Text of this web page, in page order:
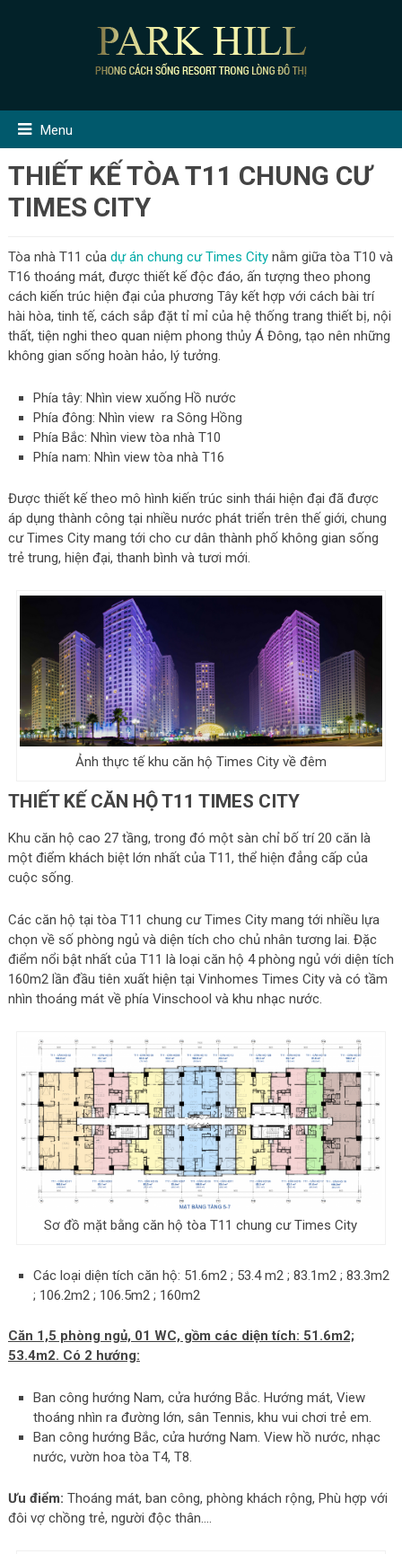
Menu
THIẾT KẾ TÒA T11 CHUNG CƯ
TIMES CITY
Tòa nhà T11 của dự án chung cư Times Citynằm giữa tòa T10 và
T16 thoáng mát, được thiết kế độc đáo, ấn tượng theo phong
cách kiến trúc hiện đại của phương Tây kết hợp với cách bài trí
hài hòa, tinh tế, cách sắp đặt tỉ mỉ của hệ thống trang thiết bị, nội
thất, tiện nghi theo quan niệm phong thủy Á Đông, tạo nên những
không gian sống hoàn hảo, lý tưởng.
Phía tây: Nhìn view xuống Hồ nước
Phía đông: Nhìn view ra Sông Hồng
Phía Bắc: Nhìn view tòa nhà T10
Phía nam: Nhìn view tòa nhà T16
Được thiết kế theo mô hình kiến trúc sinh thái hiện đại đã được
áp dụng thành công tại nhiều nước phát triển trên thế giới, chung
cư Times City mang tới cho cư dân thành phố không gian sống
trẻ trung, hiện đại, thanh bình và tươi mới.
Ảnh thực tế khu căn hộ Times City về đêm
THIẾT KẾ CĂN HỘ T11 TIMES CITY
Khu căn hộ cao 27 tầng, trong đó một sàn chỉ bố trí 20 căn là
một điểm khách biệt lớn nhất của T11, thể hiện đẳng cấp của
cuộc sống.
Các căn hộ tại tòa T11 chung cư Times City mang tới nhiều lựa
chọn về số phòng ngủ và diện tích cho chủ nhân tương lai. Đặc
điểm nổi bật nhất của T11 là loại căn hộ 4 phòng ngủ với diện tích
160m2 lần đầu tiên xuất hiện tại Vinhomes Times City và có tầm
nhìn thoáng mát về phía Vinschool và khu nhạc nước.
Sơ đồ mặt bằng căn hộ tòa T11 chung cư Times City
Các loại diện tích căn hộ: 51.6m2 ; 53.4 m2 ; 83.1m2 ; 83.3m2
; 106.2m2 ; 106.5m2 ; 160m2
Căn 1,5 phòng ngủ, 01 WC, gồm các diện tích: 51.6m2;
53.4m2. Có 2 hướng:
Ban công hướng Nam, cửa hướng Bắc. Hướng mát, View
thoáng nhìn ra đường lớn, sân Tennis, khu vui chơi trẻ em.
Ban công hướng Bắc, cửa hướng Nam. View hồ nước, nhạc
nước, vườn hoa tòa T4, T8.
Ưu điểm: Thoáng mát, ban công, phòng khách rộng, Phù hợp với
đôi vợ chồng trẻ, người độc thân….